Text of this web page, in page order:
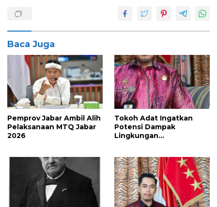
Baca Juga
Pemprov Jabar Ambil Alih
Pelaksanaan MTQ Jabar
2026
Tokoh Adat Ingatkan
Potensi Dampak
Lingkungan
Luwu Timur